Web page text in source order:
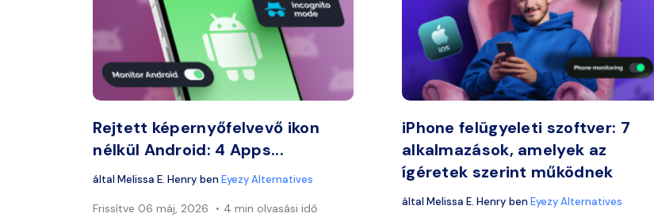
Ossza meg ezt a cikket
Facebook Link másolása
Rejtett képernyőfelvevő ikon
nélkül Android: 4 Apps...
általMelissa E. Henry benEyezy Alternatives
Frissítve 06 máj, 2026 4 min olvasási idő
Twitter
iPhone felügyeleti szoftver: 7
alkalmazások, amelyek az
ígéretek szerint működnek
által Melissa E. Henry ben Eyezy Alternatives